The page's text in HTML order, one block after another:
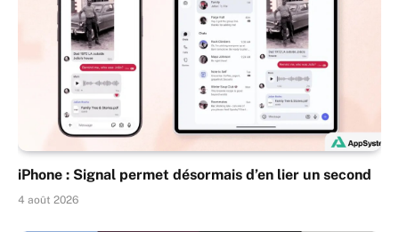
iPhone : Signal permet désormais d’en lier un second
4 août 2026